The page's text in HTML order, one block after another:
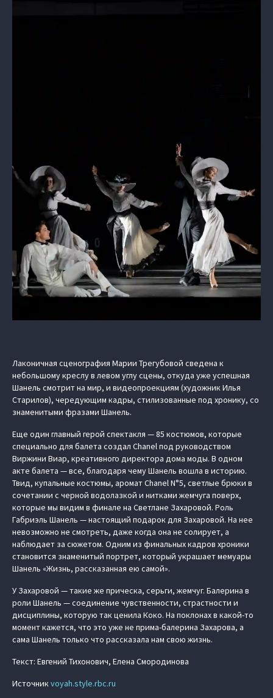
Лаконичная сценография Марии Трегубовой сведена к
небольшому креслу в левом углу сцены, откуда уже успешная
Шанель смотрит на мир, и видеопроекциям (художник Илья
Старилов), чередующим кадры, стилизованные под хронику, со
знаменитыми фразами Шанель.
Еще один главный герой спектакля — 85 костюмов, которые
специально для балета создал Chanel под руководством
Виржини Виар, креативного директора дома моды. В одном
акте балета — все, благодаря чему Шанель вошла в историю.
Твид, купальные костюмы, аромат Chanel N°5, светлые брюки в
сочетании с черной водолазкой и нитками жемчуга поверх,
которые мы видим в финале на Светлане Захаровой. Роль
Габриэль Шанель — настоящий подарок для Захаровой. На нее
невозможно не смотреть, даже когда она не солирует, а
наблюдает за сюжетом. Одним из финальных кадров хроники
становится знаменитый портрет, который украшает мемуары
Шанель «Жизнь, рассказанная ею самой».
У Захаровой — такие же прическа, серьги, жемчуг. Балерина в
роли Шанель — соединение чувственности, страстности и
дисциплины, которую так ценила Коко. На поклонах в какой-то
момент кажется, что это уже не прима-балерина Захарова, а
сама Шанель только что рассказала нам свою жизнь.
Текст: Евгений Тихонович, Елена Смородинова
Источникvoyah.style.rbc.ru